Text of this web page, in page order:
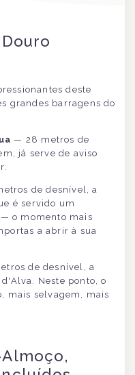
deste
grandes barragens do
— 28 metros de
já serve de aviso
de desnível, a
é servido um
— o momento mais
a abrir à sua
de desnível, a
Neste ponto, o
mais selvagem, mais